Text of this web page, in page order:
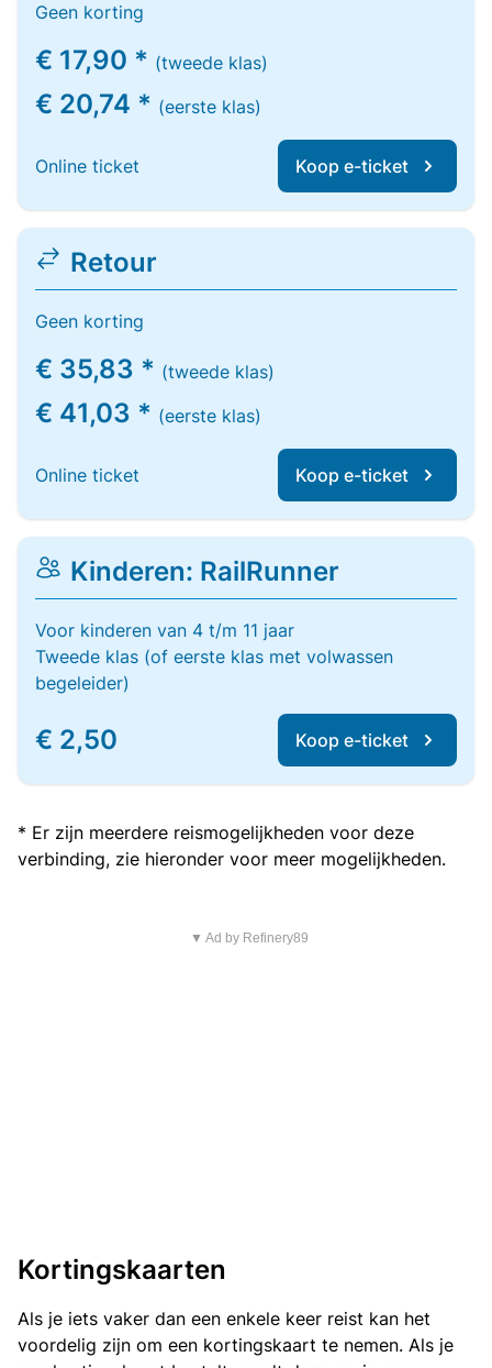
Geen korting
€ 17,90 * (tweede klas)
€ 20,74 * (eerste klas)
Online ticket Koop e-ticket
Retour
Geen korting
€ 35,83 * (tweede klas)
€ 41,03 * (eerste klas)
Online ticket Koop e-ticket
Kinderen: RailRunner
Voor kinderen van 4 t/m 11 jaar
Tweede klas (of eerste klas met volwassen
begeleider)
€ 2,50 Koop e-ticket
* Er zijn meerdere reismogelijkheden voor deze
verbinding, zie hieronder voor meer mogelijkheden.
▼ Ad by Refinery89
Kortingskaarten
Als je iets vaker dan een enkele keer reist kan het
voordelig zijn om een kortingskaart te nemen. Als je